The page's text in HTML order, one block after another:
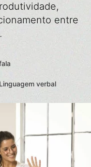
entre
Linguagem verbal